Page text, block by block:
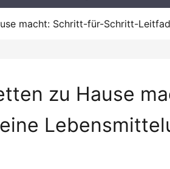
macht: Schritt-für-Schritt-
zu Hause